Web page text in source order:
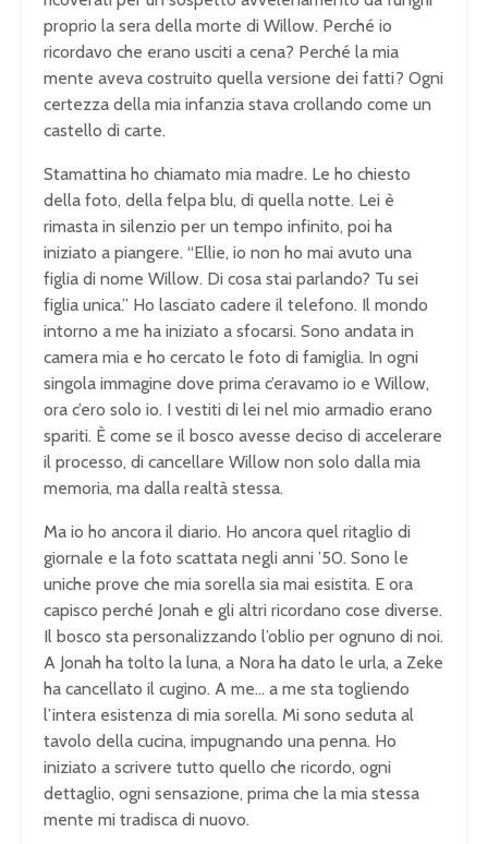
proprio la sera della morte di Willow. Perché io
ricordavo che erano usciti a cena? Perché la mia
mente aveva costruito quella versione dei fatti? Ogni
certezza della mia infanzia stava crollando come un
castello di carte.
Stamattina ho chiamato mia madre. Le ho chiesto
della foto, della felpa blu, di quella notte. Lei è
rimasta in silenzio per un tempo infinito, poi ha
iniziato a piangere. “Ellie, io non ho mai avuto una
figlia di nome Willow. Di cosa stai parlando? Tu sei
figlia unica.” Ho lasciato cadere il telefono. Il mondo
intorno a me ha iniziato a sfocarsi. Sono andata in
camera mia e ho cercato le foto di famiglia. In ogni
singola immagine dove prima c’eravamo io e Willow,
ora c’ero solo io. I vestiti di lei nel mio armadio erano
spariti. È come se il bosco avesse deciso di accelerare
il processo, di cancellare Willow non solo dalla mia
memoria, ma dalla realtà stessa.
Ma io ho ancora il diario. Ho ancora quel ritaglio di
giornale e la foto scattata negli anni ’50. Sono le
uniche prove che mia sorella sia mai esistita. E ora
capisco perché Jonah e gli altri ricordano cose diverse.
Il bosco sta personalizzando l’oblio per ognuno di noi.
A Jonah ha tolto la luna, a Nora ha dato le urla, a Zeke
ha cancellato il cugino. A me… a me sta togliendo
l’intera esistenza di mia sorella. Mi sono seduta al
tavolo della cucina, impugnando una penna. Ho
iniziato a scrivere tutto quello che ricordo, ogni
dettaglio, ogni sensazione, prima che la mia stessa
mente mi tradisca di nuovo.